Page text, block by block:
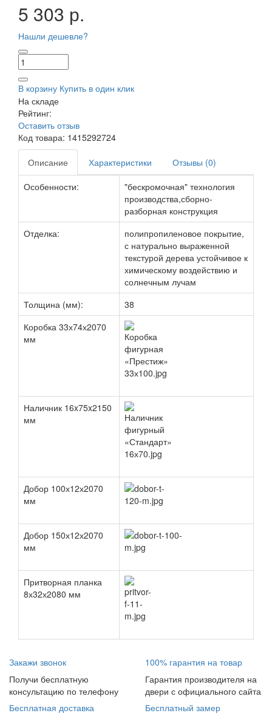
5 303 р.
Нашли дешевле?
В корзину Купить в один клик
На складе
Рейтинг:
Оставить отзыв
Код товара: 1415292724
Описание Характеристики
Отзывы (0)
Особенности:
"бескромочная" технология
производства,сборно-
разборная конструкция
Отделка:
полипропиленовое покрытие,
с натурально выраженной
текстурой дерева устойчивое к
химическому воздействию и
солнечным лучам
Толщина (мм):
38
Коробка 33х74х2070
мм
Наличник 16x75x2150
мм
Добор 100х12х2070
мм
Добор 150х12х2070
мм
Притворная планка
8х32х2080 мм
Закажи звонок
Получи бесплатную
консультацию по телефону
100% гарантия на товар
Гарантия производителя на
двери с официального сайта
Бесплатная доставка
Бесплатный замер